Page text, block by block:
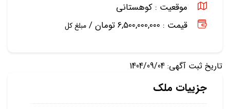
موقعیت : کوهستانی
قیمت : 6,500,000,000 تومان /
مبلغ کل
تاریخ ثبت آگهی: 1404/09/04
جزییات ملک